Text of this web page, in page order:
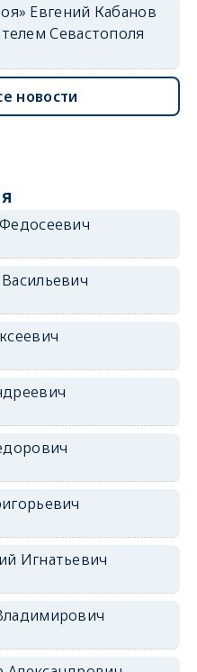
Евгений Кабанов
Севастополя
новости
Игнатьевич